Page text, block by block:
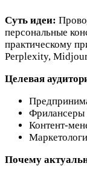
Суть идеи:
персональные
практическому
Perplexity,
Целевая
Фрилансеры
Контент-
Почему